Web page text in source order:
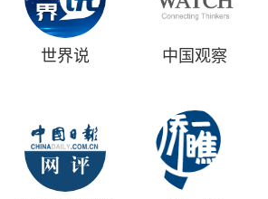
世界说 中国观察